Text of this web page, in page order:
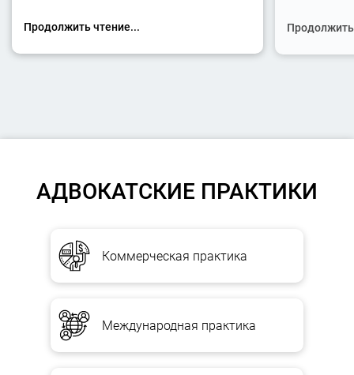
Продолжить чтение...
АДВОКАТСКИЕ ПРАКТИКИ
Коммерческая практика
Международная практика